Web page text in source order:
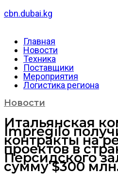
cbn.dubai.kg
Главная
Новости
Техника
Поставщики
Мероприятия
Логистика региона
Новости
Итальянская
Impregilo
контракты на
проектов в
Персидского
сумму $300